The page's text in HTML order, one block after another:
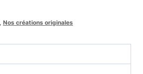
Nos créations originales